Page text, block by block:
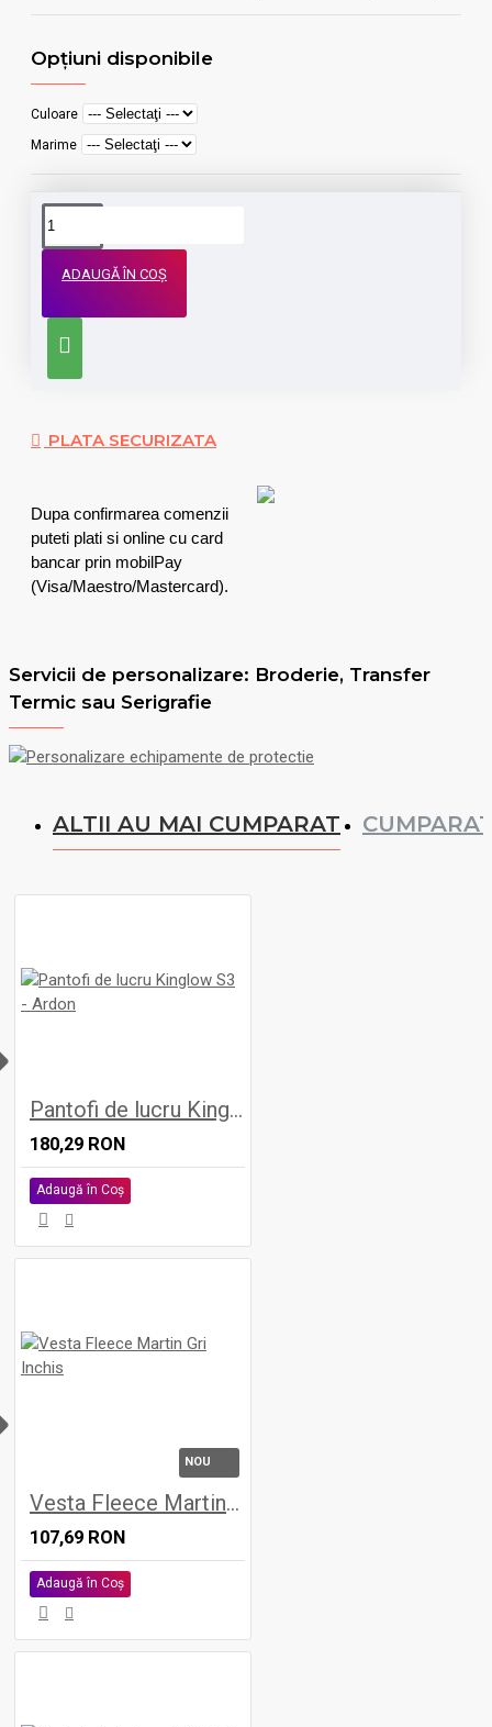
Opţiuni disponibile
Culoare
Marime
ADAUGĂ ÎN COŞ
PLATA SECURIZATA
Dupa confirmarea comenzii
puteti plati si online cu card
bancar prin mobilPay
(Visa/Maestro/Mastercard).
Servicii de personalizare: Broderie, Transfer
Termic sau Serigrafie
ALTII AU MAI CUMPARAT
Pantofi de lucru Kinglow S3 - Ardon
180,29 RON
Adaugă în Coş
NOU
Vesta Fleece Martin Gri Inchis
107,69 RON
Adaugă în Coş